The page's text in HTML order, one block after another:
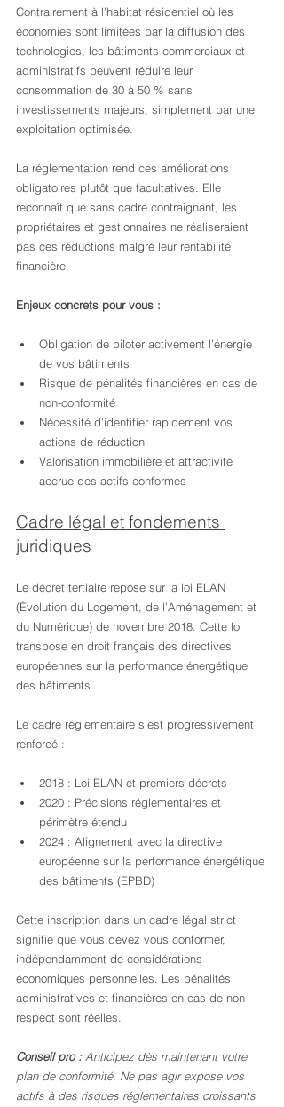
Contrairement à l’habitat résidentiel où les
économies sont limitées par la diffusion des
technologies, les bâtiments commerciaux et
administratifs peuvent réduire leur
consommation de 30 à 50 % sans
investissements majeurs, simplement par une
exploitation optimisée.
La réglementation rend ces améliorations
obligatoires plutôt que facultatives. Elle
reconnaît que sans cadre contraignant, les
propriétaires et gestionnaires ne réaliseraient
pas ces réductions malgré leur rentabilité
financière.
Enjeux concrets pour vous :
Obligation de piloter activement l’énergie
de vos bâtiments
Risque de pénalités financières en cas de
non-conformité
Nécessité d’identifier rapidement vos
actions de réduction
Valorisation immobilière et attractivité
accrue des actifs conformes
Cadre légal et fondements
juridiques
Le décret tertiaire repose sur la loi ELAN
(Évolution du Logement, de l’Aménagement et
du Numérique) de novembre 2018. Cette loi
transpose en droit français des directives
européennes sur la performance énergétique
des bâtiments.
Le cadre réglementaire s’est progressivement
renforcé :
2018 : Loi ELAN et premiers décrets
2020 : Précisions réglementaires et
périmètre étendu
2024 : Alignement avec la directive
européenne sur la performance énergétique
des bâtiments (EPBD)
Cette inscription dans un cadre légal strict
signifie que vous devez vous conformer,
indépendamment de considérations
économiques personnelles. Les pénalités
administratives et financières en cas de non-
respect sont réelles.
Conseil pro : Anticipez dès maintenant votre
plan de conformité. Ne pas agir expose vos
actifs à des risques réglementaires croissants